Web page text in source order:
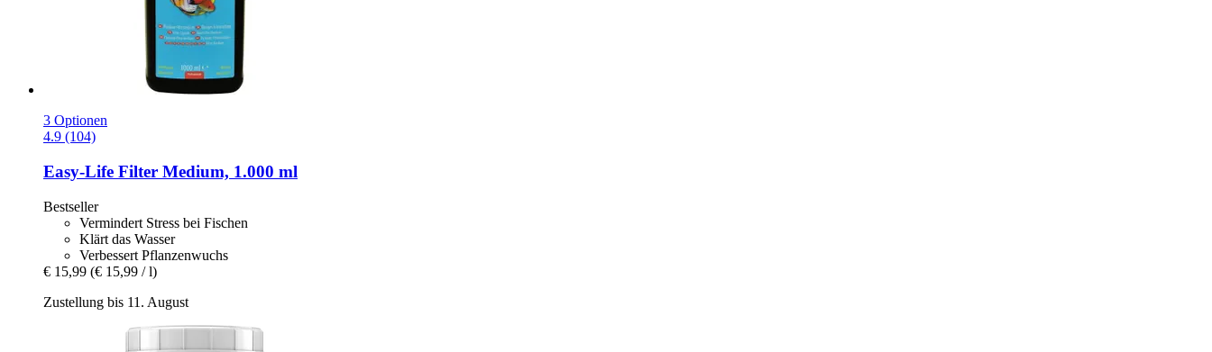
3 Optionen
4.9 (104)
Easy-Life Filter Medium, 1.000 ml
Bestseller
Vermindert Stress bei Fischen
Klärt das Wasser
Verbessert Pflanzenwuchs
€ 15,99 (€ 15,99 / l)
Zustellung bis 11. August